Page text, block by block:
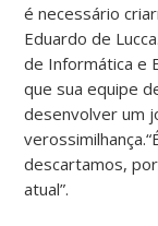
é necessário
Eduardo de
de Informática e
que sua equipe
desenvolver um
descartamos,
atual”.